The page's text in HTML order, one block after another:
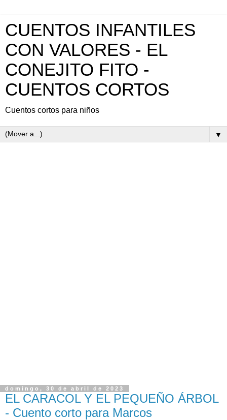
CUENTOS INFANTILES
CON VALORES - EL
CONEJITO FITO -
CUENTOS CORTOS
Cuentos cortos para niños
▼
domingo, 30 de abril de 2023
EL CARACOL Y EL PEQUEÑO ÁRBOL
- Cuento corto para Marcos